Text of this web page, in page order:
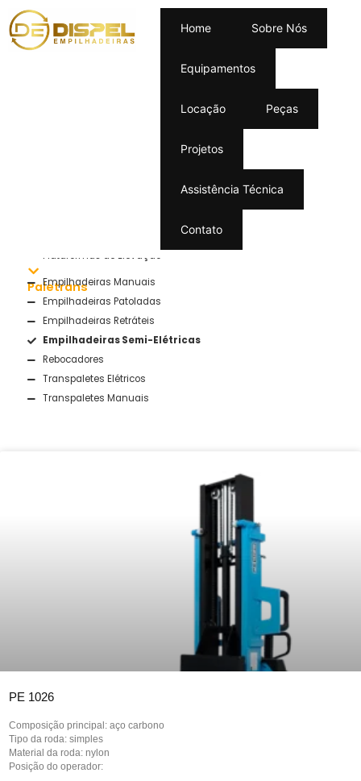
Home Sobre Nós
Equipamentos
Locação Peças
Projetos
Assistência Técnica
Contato
Plataformas de Elevação
Paletrans
Empilhadeiras Manuais
Empilhadeiras Patoladas
Empilhadeiras Retráteis
Empilhadeiras Semi-Elétricas
Rebocadores
Transpaletes Elétricos
Transpaletes Manuais
PE 1026
Composição principal: aço carbono
Tipo da roda: simples
Material da roda: nylon
Posição do operador: